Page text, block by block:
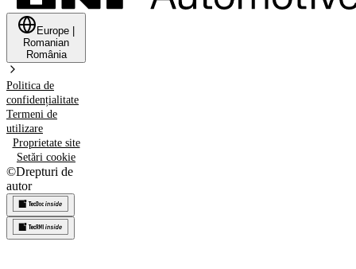
Europe
Romanian
România
Politica de
confidențialitate
Termeni de
utilizare
Proprietate site
Setări cookie
©Drepturi de
autor